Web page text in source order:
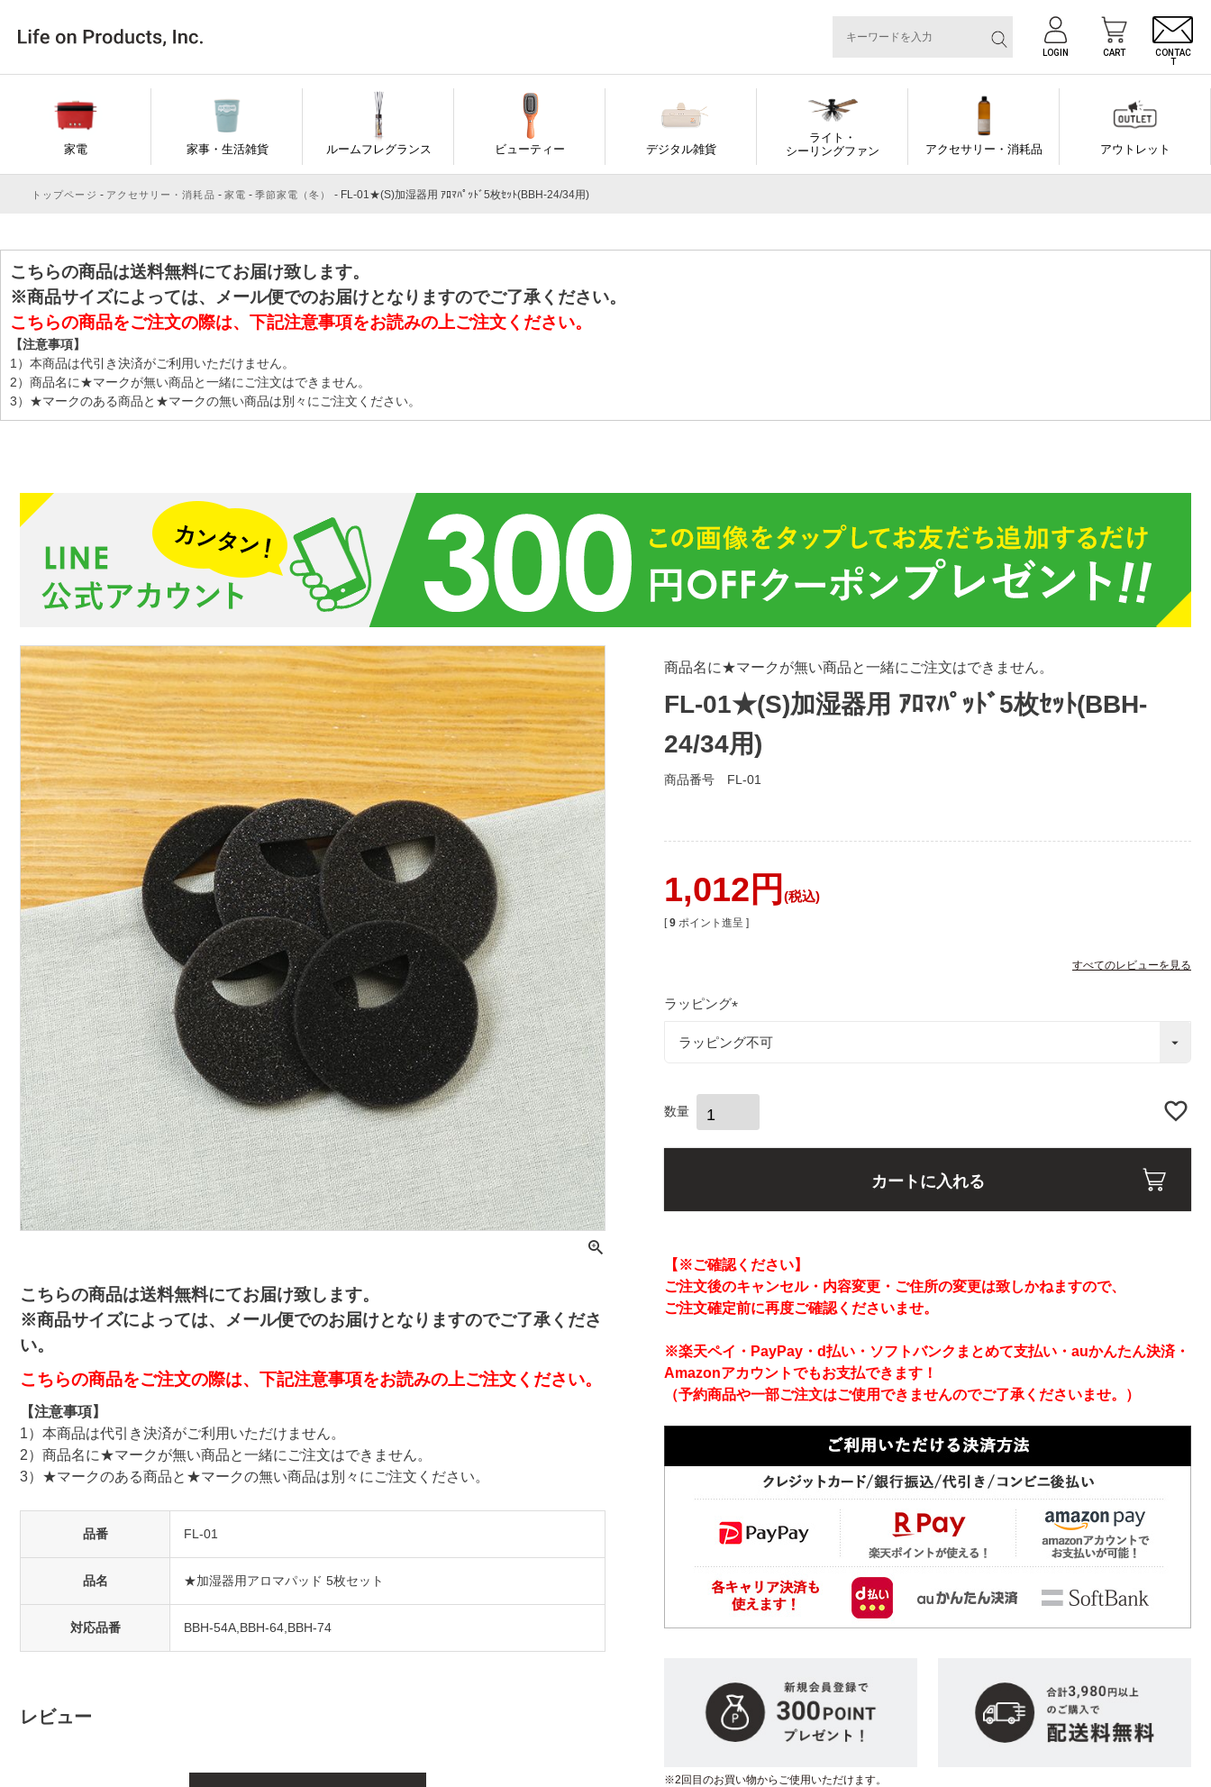
LOGIN CART
CONTAC
T
家電 家事・生活雑貨 ルームフレグランス ビューティー デジタル雑貨
ライト・
シーリングファン
アクセサリー・消耗品 アウトレット
トップページ アクセサリー・消耗品 家電 季節家電（冬） FL-01★(S)加湿器用 ｱﾛﾏﾊﾟｯﾄﾞ5枚ｾｯﾄ(BBH-24/34用)
こちらの商品は送料無料にてお届け致します。
※商品サイズによっては、メール便でのお届けとなりますのでご了承ください。
こちらの商品をご注文の際は、下記注意事項をお読みの上ご注文ください。
【注意事項】
1）本商品は代引き決済がご利用いただけません。
2）商品名に★マークが無い商品と一緒にご注文はできません。
3）★マークのある商品と★マークの無い商品は別々にご注文ください。
こちらの商品は送料無料にてお届け致します。
※商品サイズによっては、メール便でのお届けとなりますのでご了承くださ
い。
こちらの商品をご注文の際は、下記注意事項をお読みの上ご注文ください。
【注意事項】
1）本商品は代引き決済がご利用いただけません。
2）商品名に★マークが無い商品と一緒にご注文はできません。
3）★マークのある商品と★マークの無い商品は別々にご注文ください。
品番 FL-01
品名 ★加湿器用アロマパッド 5枚セット
対応品番 BBH-54A,BBH-64,BBH-74
レビュー
商品名に★マークが無い商品と一緒にご注文はできません。
FL-01★(S)加湿器用 ｱﾛﾏﾊﾟｯﾄﾞ5枚ｾｯﾄ(BBH-
24/34用)
商品番号 FL-01
1,012 税込
[ 9 ポイント進呈 ]
すべてのレビューを見る
ラッピング
必
カートに入れる
【※ご確認ください】
ご注文後のキャンセル・内容変更・ご住所の変更は致しかねますので、
ご注文確定前に再度ご確認くださいませ。
※楽天ペイ・PayPay・d払い・ソフトバンクまとめて支払い・auかんたん決済・
Amazonアカウントでもお支払できます！
（予約商品や一部ご注文はご使用できませんのでご了承くださいませ。）
※2回目のお買い物からご使用いただけます。